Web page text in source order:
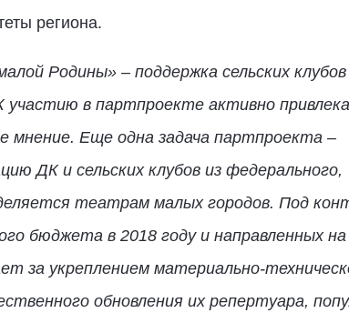
региона.
Родины» – поддержка сельских
участию в партпроекте активно
Еще одна задача партпроекта –
ДК и сельских клубов из федерального,
театрам малых городов. Под
бюджета в 2018 году и направленных на
за укреплением материально-
обновления их репертуара,